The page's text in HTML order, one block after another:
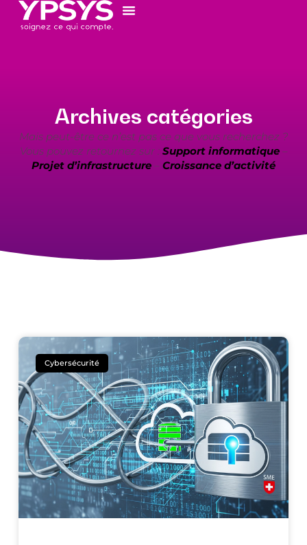
Archives catégories
Mais peut-être ce n’est pas ce que vous recherchez ?
Vous pouvez retournez sur : Support informatique–
Projet d’infrastructure – Croissance d’activité
Cybersécurité